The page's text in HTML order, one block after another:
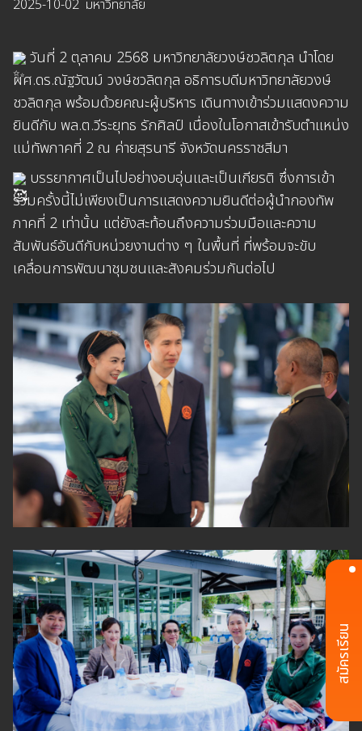
2025-10-02 มหาวิทยาลัย
วันที่ 2 ตุลาคม 2568 มหาวิทยาลัยวงษ์ชวลิตกุล นำโดย
ผศ.ดร.ณัฐวัฒม์ วงษ์ชวลิตกุล อธิการบดีมหาวิทยาลัยวงษ์
ชวลิตกุล พร้อมด้วยคณะผู้บริหาร เดินทางเข้าร่วมแสดงความ
ยินดีกับ พล.ต.วีระยุทธ รักศิลป์ เนื่องในโอกาสเข้ารับตำแหน่ง
แม่ทัพภาคที่ 2 ณ ค่ายสุรนารี จังหวัดนครราชสีมา
บรรยากาศเป็นไปอย่างอบอุ่นและเป็นเกียรติ ซึ่งการเข้า
ร่วมครั้งนี้ไม่เพียงเป็นการแสดงความยินดีต่อผู้นำกองทัพ
ภาคที่ 2 เท่านั้น แต่ยังสะท้อนถึงความร่วมมือและความ
สัมพันธ์อันดีกับหน่วยงานต่าง ๆ ในพื้นที่ ที่พร้อมจะขับ
เคลื่อนการพัฒนาชุมชนและสังคมร่วมกันต่อไป
สมัครเรียน